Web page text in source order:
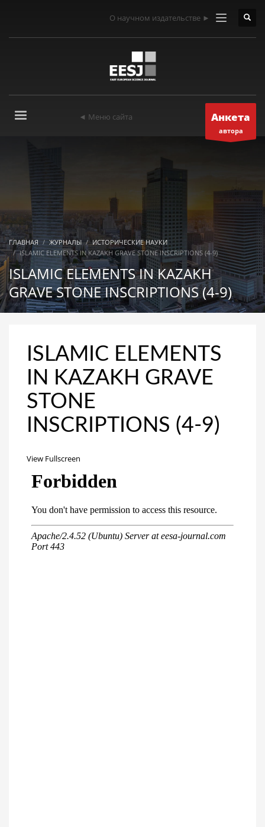
О научном издательстве ►
◄ Меню сайта Анкета
автора
ГЛАВНАЯ ЖУРНАЛЫ
ИСТОРИЧЕСКИЕ НАУКИ
ISLAMIC ELEMENTS IN KAZAKH GRAVE STONE INSCRIPTIONS (4-9)
ISLAMIC ELEMENTS IN KAZAKH
GRAVE STONE INSCRIPTIONS (4-9)
ISLAMIC ELEMENTS
IN KAZAKH GRAVE
STONE
INSCRIPTIONS (4-9)
View Fullscreen
PDF